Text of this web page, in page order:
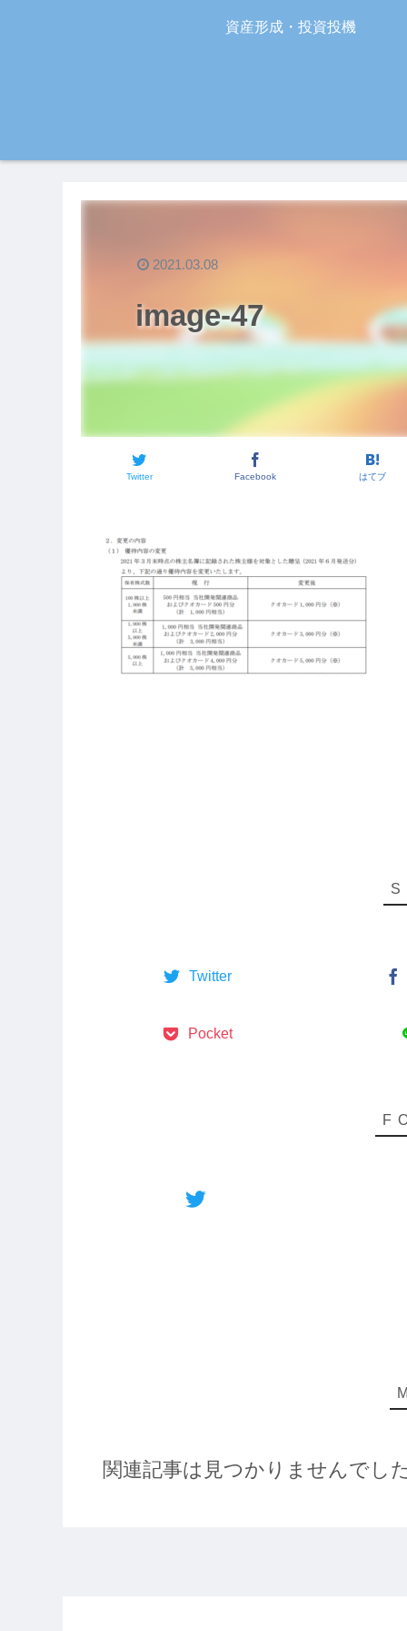
資産形成・投資投機
image-47
Twitter Facebook はてブ
2021.03.08
Twitter
Pocket
関連記事は見つかりませんでし